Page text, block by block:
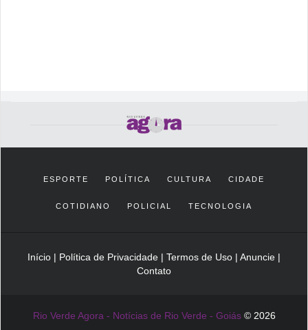
ESPORTE POLÍTICA CULTURA CIDADE
COTIDIANO POLICIAL TECNOLOGIA
Início | Política de Privacidade | Termos de Uso | Anuncie |
Contato
Rio Verde Agora - Notícias de Rio Verde - Goiás© 2026